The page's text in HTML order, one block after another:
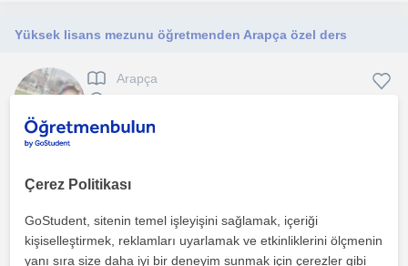
Yüksek lisans mezunu öğretmenden Arapça özel ders
Arapça
eğitimciyim, öğrencilerim dikkatini çeken yeni nesil ...
1. ders ücretsiz
Çerez Politikası
GoStudent, sitenin temel işleyişini sağlamak, içeriği
kişiselleştirmek, reklamları uyarlamak ve etkinliklerini ölçmenin
yanı sıra size daha iyi bir deneyim sunmak için çerezler gibi